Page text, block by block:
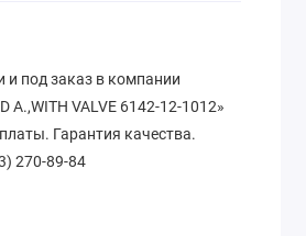
и под заказ в компании
A.,WITH VALVE 6142-12-1012»
Гарантия качества.
270-89-84